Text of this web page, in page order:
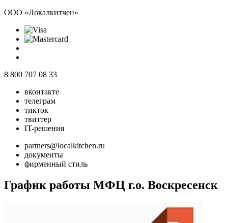
ООО «Локалкитчен»
8 800 707 08 33
вконтакте
телеграм
тикток
твиттер
IT-решения
partners@localkitchen.ru
документы
фирменный стиль
График работы МФЦ г.о. Воскресенск